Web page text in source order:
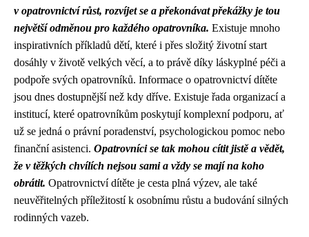
v opatrovnictví růst, rozvíjet se a překonávat překážky je tou
největší odměnou pro každého opatrovníka. Existuje mnoho
inspirativních příkladů dětí, které i přes složitý životní start
dosáhly v životě velkých věcí, a to právě díky láskyplné péči a
podpoře svých opatrovníků. Informace o opatrovnictví dítěte
jsou dnes dostupnější než kdy dříve. Existuje řada organizací a
institucí, které opatrovníkům poskytují komplexní podporu, ať
už se jedná o právní poradenství, psychologickou pomoc nebo
finanční asistenci. Opatrovníci se tak mohou cítit jistě a vědět,
že v těžkých chvílích nejsou sami a vždy se mají na koho
obrátit. Opatrovnictví dítěte je cesta plná výzev, ale také
neuvěřitelných příležitostí k osobnímu růstu a budování silných
rodinných vazeb.